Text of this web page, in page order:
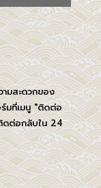
ามสะดวกของ
มที่เมนู "ติดต่อ
ติดต่อกลับใน 24